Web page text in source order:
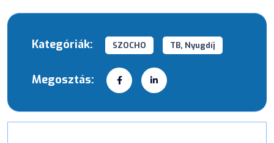
Kategóriák: SZOCHO TB, Nyugdíj
Megosztás: